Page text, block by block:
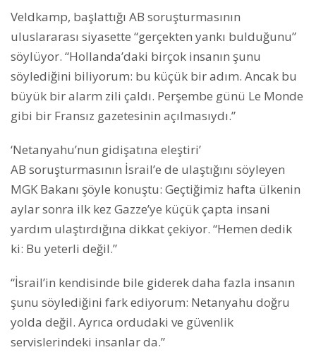
Veldkamp, ​​başlattığı AB soruşturmasının
uluslararası siyasette “gerçekten yankı bulduğunu”
söylüyor. “Hollanda’daki birçok insanın şunu
söylediğini biliyorum: bu küçük bir adım. Ancak bu
büyük bir alarm zili çaldı. Perşembe günü Le Monde
gibi bir Fransız gazetesinin açılmasıydı.”
‘Netanyahu’nun gidişatına eleştiri’
AB soruşturmasının İsrail’e de ulaştığını söyleyen
MGK Bakanı şöyle konuştu: Geçtiğimiz hafta ülkenin
aylar sonra ilk kez Gazze’ye küçük çapta insani
yardım ulaştırdığına dikkat çekiyor. “Hemen dedik
ki: Bu yeterli değil.”
“İsrail’in kendisinde bile giderek daha fazla insanın
şunu söylediğini fark ediyorum: Netanyahu doğru
yolda değil. Ayrıca ordudaki ve güvenlik
servislerindeki insanlar da.”